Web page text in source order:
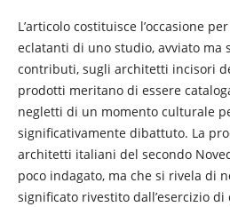
L’articolo costituisce l’occasione
eclatanti di uno studio, avviato
contributi, sugli architetti incisori
prodotti meritano di essere
negletti di un momento culturale
significativamente dibattuto. La
architetti italiani del secondo
poco indagato, ma che si rivela di
significato rivestito dall’esercizio